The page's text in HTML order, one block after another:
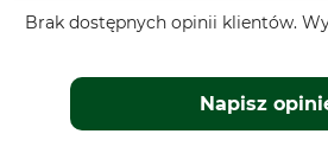
Brak dostępnych opinii klientów.
Napisz